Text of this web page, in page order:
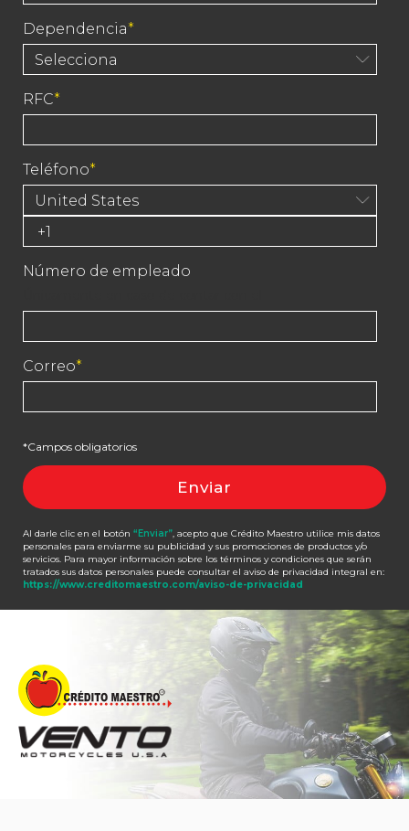
Dependencia*
RFC*
Teléfono*
Número de empleado
Correo*
*Campos obligatorios
Al darle clic en el botón “Enviar”, acepto que Crédito Maestro utilice mis datos
personales para enviarme su publicidad y sus promociones de productos y/o
servicios. Para mayor información sobre los términos y condiciones que serán
tratados sus datos personales puede consultar el aviso de privacidad integral en:
https://www.creditomaestro.com/aviso-de-privacidad